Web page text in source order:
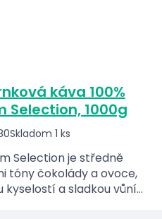
káva 100%
Selection, 1000g
Skladom 1 ks
Selection je středně
tóny čokolády a ovoce,
kyselostí a sladkou vůní